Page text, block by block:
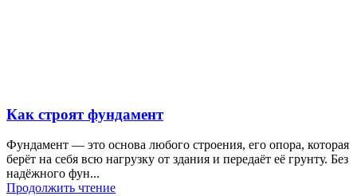
Как строят фундамент
Фундамент — это основа любого строения, его опора, которая
берёт на себя всю нагрузку от здания и передаёт её грунту. Без
надёжного фун...
Продолжить чтение